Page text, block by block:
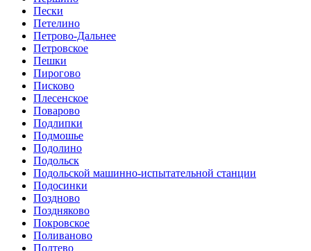
Пески
Петелино
Петрово-Дальнее
Петровское
Пешки
Пирогово
Писково
Плесенское
Поварово
Подлипки
Подмошье
Подолино
Подольск
Подольской машинно-испытательной станции
Подосинки
Поздново
Поздняково
Покровское
Поливаново
Полтево